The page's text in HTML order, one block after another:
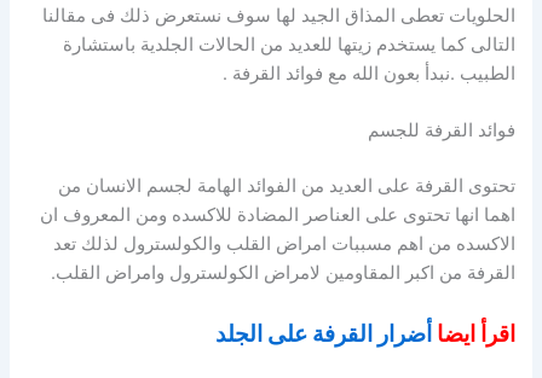
الحلويات تعطى المذاق الجيد لها سوف نستعرض ذلك فى مقالنا
التالى كما يستخدم زيتها للعديد من الحالات الجلدية باستشارة
الطبيب .نبدأ بعون الله مع فوائد القرفة .
فوائد القرفة للجسم
تحتوى القرفة على العديد من الفوائد الهامة لجسم الانسان من
اهما انها تحتوى على العناصر المضادة للاكسده ومن المعروف ان
الاكسده من اهم مسببات امراض القلب والكولسترول لذلك تعد
القرفة من اكبر المقاومين لامراض الكولسترول وامراض القلب.
اقرأ ايضا أضرار القرفة على الجلد